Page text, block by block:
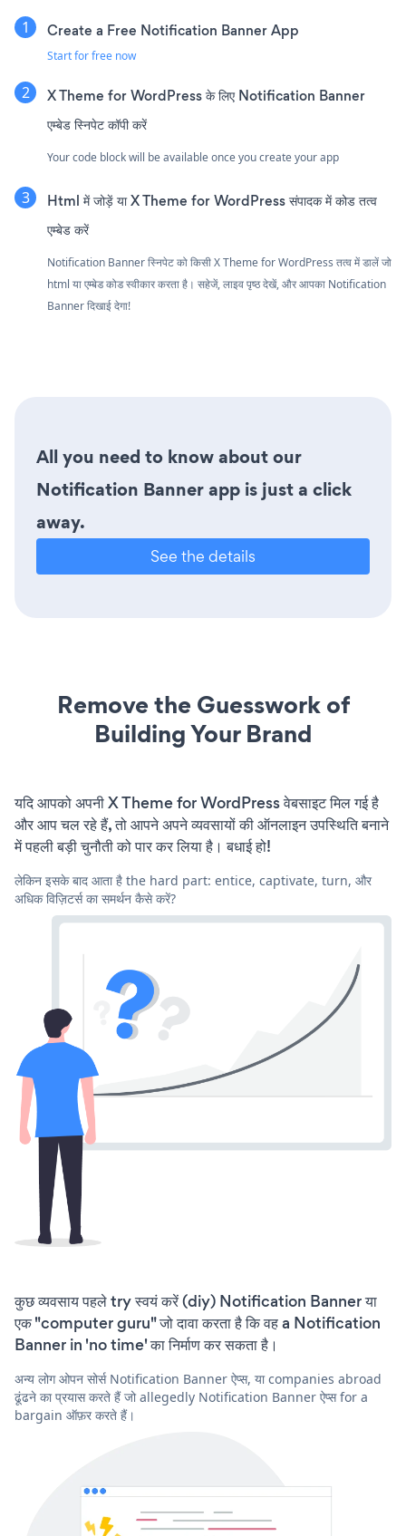
Create a Free Notification Banner App
Start for free now
X Theme for WordPress के लिए Notification Banner
एम्बेड स्निपेट कॉपी करें
Your code block will be available once you create your app
Html में जोड़ें या X Theme for WordPress संपादक में कोड तत्व
एम्बेड करें
Notification Banner स्निपेट को किसी X Theme for WordPress तत्व में डालें जो
html या एम्बेड कोड स्वीकार करता है। सहेजें, लाइव पृष्ठ देखें, और आपका Notification
Banner दिखाई देगा!
All you need to know about our
Notification Banner app is just a click
away.
See the details
Remove the Guesswork of
Building Your Brand
यदि आपको अपनी X Theme for WordPress वेबसाइट मिल गई है
और आप चल रहे हैं, तो आपने अपने व्यवसायों की ऑनलाइन उपस्थिति बनाने
में पहली बड़ी चुनौती को पार कर लिया है। बधाई हो!
लेकिन इसके बाद आता है the hard part: entice, captivate, turn, और
अधिक विज़िटर्स का समर्थन कैसे करें?
कुछ व्यवसाय पहले try स्वयं करें (diy) Notification Banner या
एक "computer guru" जो दावा करता है कि वह a Notification
Banner in 'no time' का निर्माण कर सकता है।
अन्य लोग ओपन सोर्स Notification Banner ऐप्स, या companies abroad
ढूंढने का प्रयास करते हैं जो allegedly Notification Banner ऐप्स for a
bargain ऑफ़र करते हैं।